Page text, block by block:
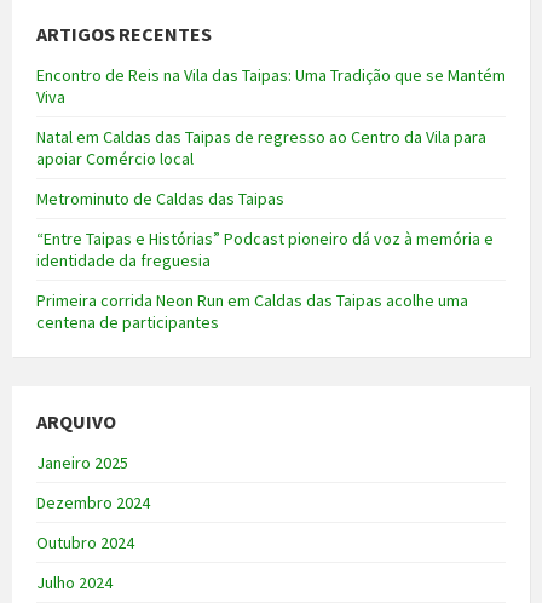
ARTIGOS RECENTES
Encontro de Reis na Vila das Taipas: Uma Tradição que se Mantém
Viva
Natal em Caldas das Taipas de regresso ao Centro da Vila para
apoiar Comércio local
Metrominuto de Caldas das Taipas
“Entre Taipas e Histórias” Podcast pioneiro dá voz à memória e
identidade da freguesia
Primeira corrida Neon Run em Caldas das Taipas acolhe uma
centena de participantes
ARQUIVO
Janeiro 2025
Dezembro 2024
Outubro 2024
Julho 2024